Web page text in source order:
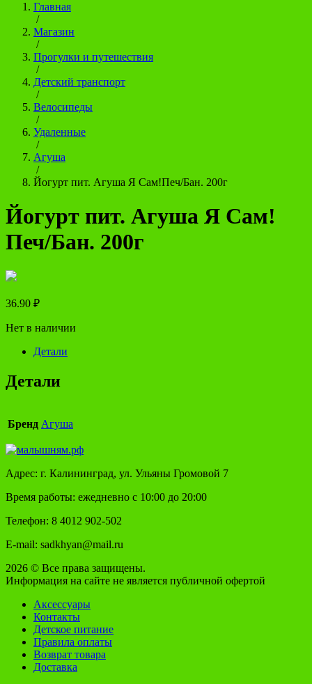
Главная
/
Магазин
/
Прогулки и путешествия
/
Детский транспорт
/
Велосипеды
/
Удаленные
/
Агуша
/
Йогурт пит. Агуша Я Сам!Печ/Бан. 200г
Йогурт пит. Агуша Я Сам!
Печ/Бан. 200г
36.90 ₽
Нет в наличии
Детали
Детали
Бренд Агуша
Адрес: г. Калининград, ул. Ульяны Громовой 7
Время работы: ежедневно с 10:00 до 20:00
Телефон: 8 4012 902-502
E-mail: sadkhyan@mail.ru
2026 © Все права защищены.
Информация на сайте не является публичной офертой
Аксессуары
Контакты
Детское питание
Правила оплаты
Возврат товара
Доставка